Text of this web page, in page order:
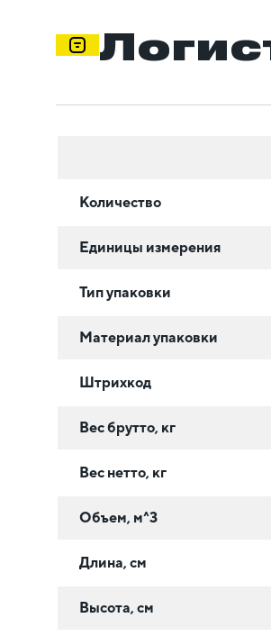
Количество
Единицы измерения
Тип упаковки
Материал упаковки
Штрихкод
Вес брутто, кг
Вес нетто, кг
Объем, м^3
Длина, см
Высота, см